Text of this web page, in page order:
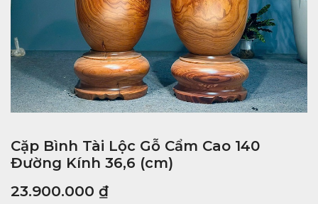
Cặp Bình Tài Lộc Gỗ Cẩm Cao 140
Đường Kính 36,6 (cm)
23.900.000 ₫